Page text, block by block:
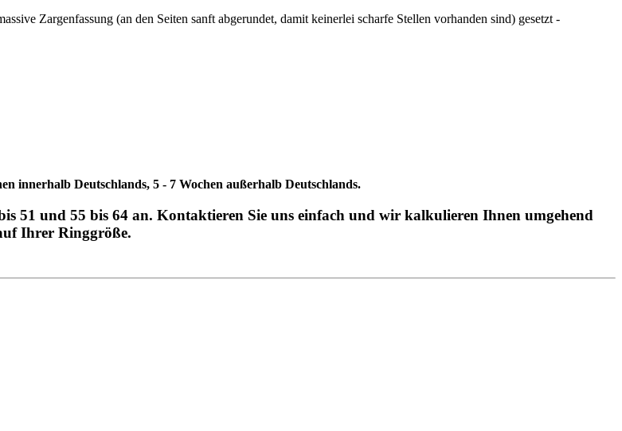
Zargenfassung (an den Seiten sanft abgerundet, damit keinerlei scharfe Stellen vorhanden sind) gesetzt -
innerhalb Deutschlands, 5 - 7 Wochen außerhalb Deutschlands.
51 und 55 bis 64 an. Kontaktieren Sie uns einfach und wir kalkulieren Ihnen umgehend
Ihrer Ringgröße.